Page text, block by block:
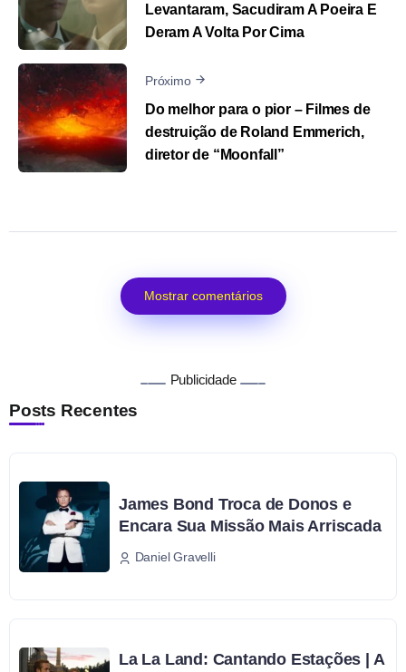
Levantaram, Sacudiram A Poeira E
Deram A Volta Por Cima
Próximo
Do melhor para o pior – Filmes de
destruição de Roland Emmerich,
diretor de “Moonfall”
Mostrar comentários
Publicidade
Posts Recentes
James Bond Troca de Donos e
Encara Sua Missão Mais Arriscada
Daniel Gravelli
La La Land: Cantando Estações | A